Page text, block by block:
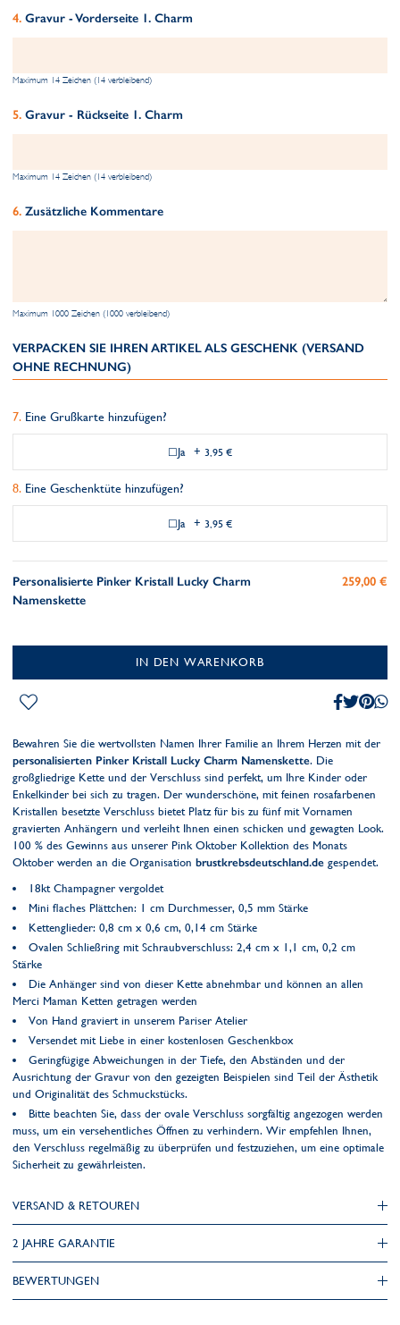
Gravur - Vorderseite 1. Charm
Maximum 14 Zeichen (14 verbleibend)
Gravur - Rückseite 1. Charm
Maximum 14 Zeichen (14 verbleibend)
Zusätzliche Kommentare
Maximum 1000 Zeichen (1000 verbleibend)
VERPACKEN SIE IHREN ARTIKEL ALS GESCHENK (VERSAND
OHNE RECHNUNG)
Eine Grußkarte hinzufügen?
Ja + 3,95 €
Eine Geschenktüte hinzufügen?
Ja + 3,95 €
Personalisierte Pinker Kristall Lucky Charm
Namenskette
259,00 €
IN DEN WARENKORB
Bewahren Sie die wertvollsten Namen Ihrer Familie an Ihrem Herzen mit der
personalisierten Pinker Kristall Lucky Charm Namenskette. Die
großgliedrige Kette und der Verschluss sind perfekt, um Ihre Kinder oder
Enkelkinder bei sich zu tragen. Der wunderschöne, mit feinen rosafarbenen
Kristallen besetzte Verschluss bietet Platz für bis zu fünf mit Vornamen
gravierten Anhängern und verleiht Ihnen einen schicken und gewagten Look.
100 % des Gewinns aus unserer Pink Oktober Kollektion des Monats
Oktober werden an die Organisation brustkrebsdeutschland.de gespendet.
18kt Champagner vergoldet
Mini flaches Plättchen: 1 cm Durchmesser, 0,5 mm Stärke
Kettenglieder: 0,8 cm x 0,6 cm, 0,14 cm Stärke
Ovalen Schließring mit Schraubverschluss: 2,4 cm x 1,1 cm, 0,2 cm
Stärke
Die Anhänger sind von dieser Kette abnehmbar und können an allen
Merci Maman Ketten getragen werden
Von Hand graviert in unserem Pariser Atelier
Versendet mit Liebe in einer kostenlosen Geschenkbox
Geringfügige Abweichungen in der Tiefe, den Abständen und der
Ausrichtung der Gravur von den gezeigten Beispielen sind Teil der Ästhetik
und Originalität des Schmuckstücks.
Bitte beachten Sie, dass der ovale Verschluss sorgfältig angezogen werden
muss, um ein versehentliches Öffnen zu verhindern. Wir empfehlen Ihnen,
den Verschluss regelmäßig zu überprüfen und festzuziehen, um eine optimale
Sicherheit zu gewährleisten.
VERSAND & RETOUREN
2 JAHRE GARANTIE
BEWERTUNGEN